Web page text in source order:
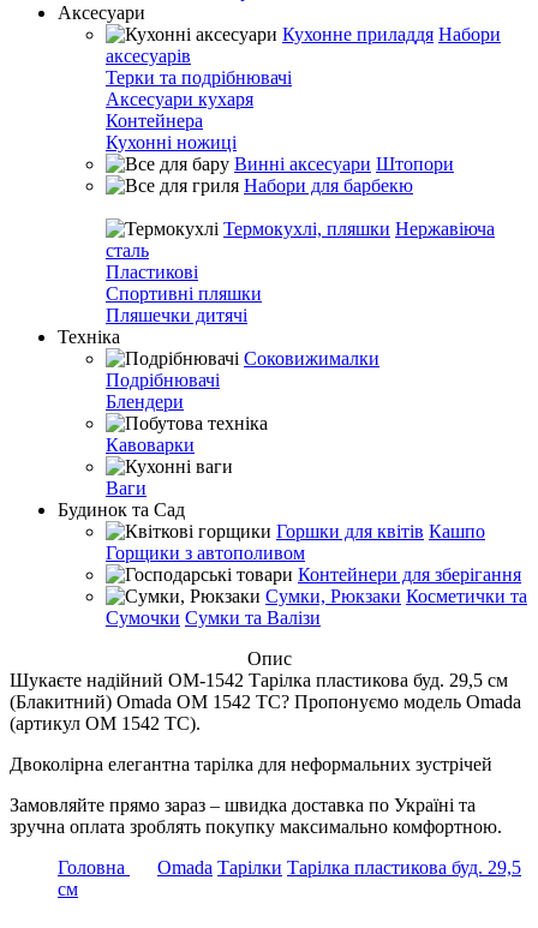
Аксесуари
Кухонне приладдя Набори
аксесуарів
Терки та подрібнювачі
Аксесуари кухаря
Контейнера
Кухонні ножиці
Винні аксесуари Штопори
Набори для барбекю
Термокухлі, пляшки Нержавіюча
сталь
Пластикові
Спортивні пляшки
Пляшечки дитячі
Техніка
Соковижималки
Подрібнювачі
Блендери
Кавоварки
Ваги
Будинок та Сад
Горшки для квітів Кашпо
Горщики з автополивом
Контейнери для зберігання
Сумки, Рюкзаки Косметички та
Сумочки Сумки та Валізи
Опис
Шукаєте надійний OM-1542 Тарілка пластикова буд. 29,5 см
(Блакитний) Omada OM 1542 TC? Пропонуємо модель Omada
(артикул OM 1542 TC).
Двоколірна елегантна тарілка для неформальних зустрічей
Замовляйте прямо зараз – швидка доставка по Україні та
зручна оплата зроблять покупку максимально комфортною.
Головна
Omada Тарілки Тарілка пластикова буд. 29,5
см